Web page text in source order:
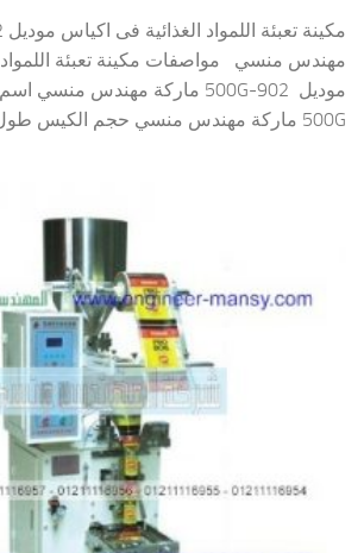
مهندس منسي مواصفات مكينة تعبئة اللمواد
500G ماركة مهندس منسي حجم الكيس طول الكيس...